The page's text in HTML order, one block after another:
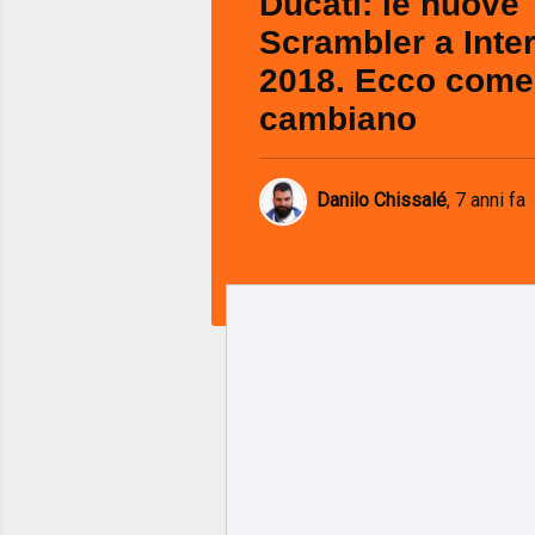
Scrambler a
2018. Ecco come
cambiano
Danilo Chissalé, 7 anni fa